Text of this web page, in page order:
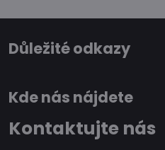
Důležité odkazy
Kde nás nájdete
Kontaktujte nás